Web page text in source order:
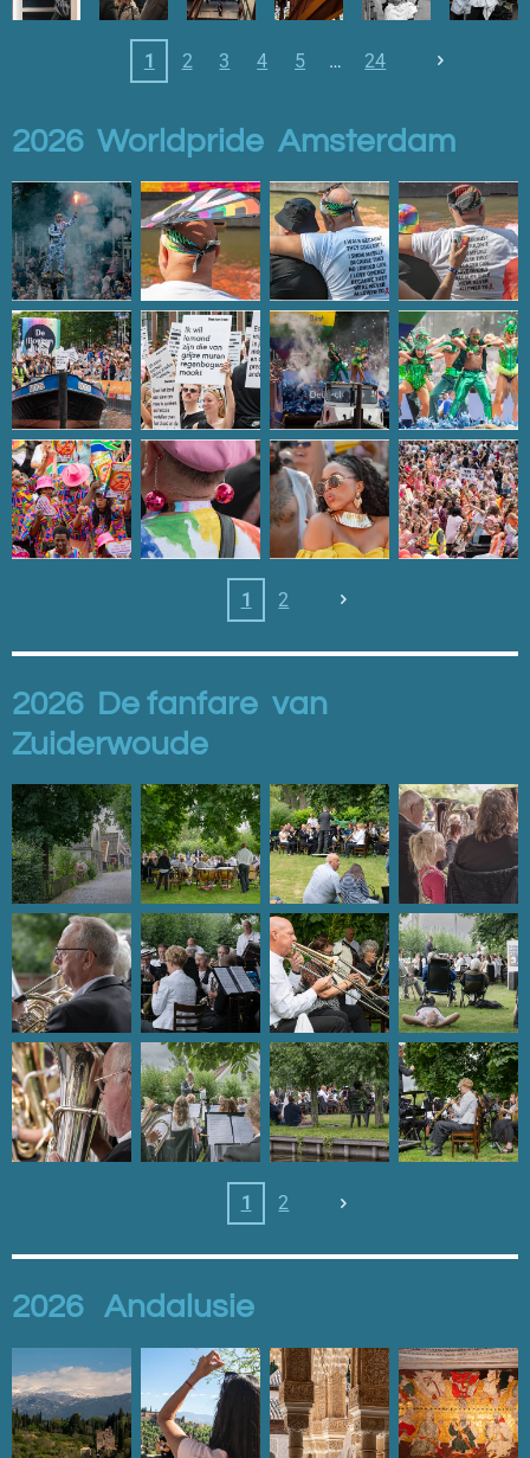
1 2 3 4 5 24
2026 Worldpride Amsterdam
1 2
2026 De fanfare van
Zuiderwoude
1 2
2026 Andalusie